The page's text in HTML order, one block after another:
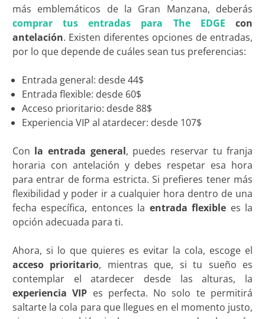
más emblemáticos de la Gran Manzana, deberás
comprar tus entradas para The EDGE con
antelación. Existen diferentes opciones de entradas,
por lo que depende de cuáles sean tus preferencias:
Entrada general: desde 44$
Entrada flexible: desde 60$
Acceso prioritario: desde 88$
Experiencia VIP al atardecer: desde 107$
Con la entrada general, puedes reservar tu franja
horaria con antelación y debes respetar esa hora
para entrar de forma estricta. Si prefieres tener más
flexibilidad y poder ir a cualquier hora dentro de una
fecha específica, entonces la entrada flexible es la
opción adecuada para ti.
Ahora, si lo que quieres es evitar la cola, escoge el
acceso prioritario, mientras que, si tu sueño es
contemplar el atardecer desde las alturas, la
experiencia VIP es perfecta. No solo te permitirá
saltarte la cola para que llegues en el momento justo,